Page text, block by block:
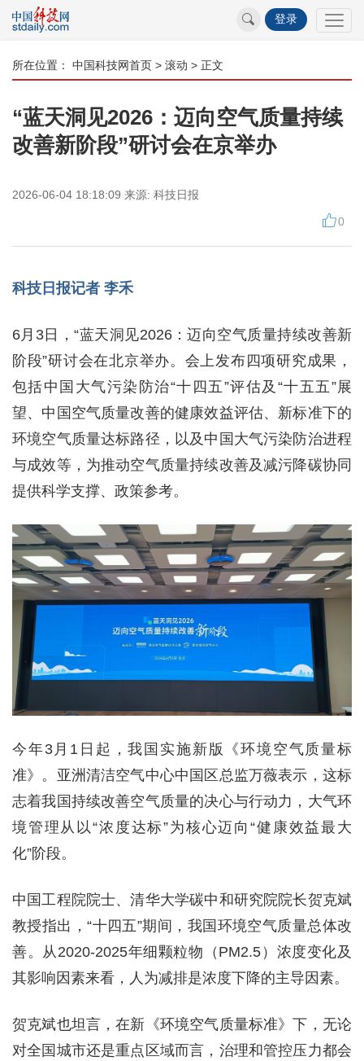
登录
所在位置： 中国科技网首页 > 滚动 > 正文
“蓝天洞见2026：迈向空气质量持续
改善新阶段”研讨会在京举办
2026-06-04 18:18:09 来源: 科技日报
0
科技日报记者 李禾
6月3日，“蓝天洞见2026：迈向空气质量持续改善新
阶段”研讨会在北京举办。会上发布四项研究成果，
包括中国大气污染防治“十四五”评估及“十五五”展
望、中国空气质量改善的健康效益评估、新标准下的
环境空气质量达标路径，以及中国大气污染防治进程
与成效等，为推动空气质量持续改善及减污降碳协同
提供科学支撑、政策参考。
今年3月1日起，我国实施新版《环境空气质量标
准》。亚洲清洁空气中心中国区总监万薇表示，这标
志着我国持续改善空气质量的决心与行动力，大气环
境管理从以“浓度达标”为核心迈向“健康效益最大
化”阶段。
中国工程院院士、清华大学碳中和研究院院长贺克斌
教授指出，“十四五”期间，我国环境空气质量总体改
善。从2020-2025年细颗粒物（PM2.5）浓度变化及
其影响因素来看，人为减排是浓度下降的主导因素。
贺克斌也坦言，在新《环境空气质量标准》下，无论
对全国城市还是重点区域而言，治理和管控压力都会